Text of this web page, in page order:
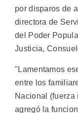
por disparos de
directora de
del Poder
Justicia,
"Lamentamos
entre los
Nacional
agregó la